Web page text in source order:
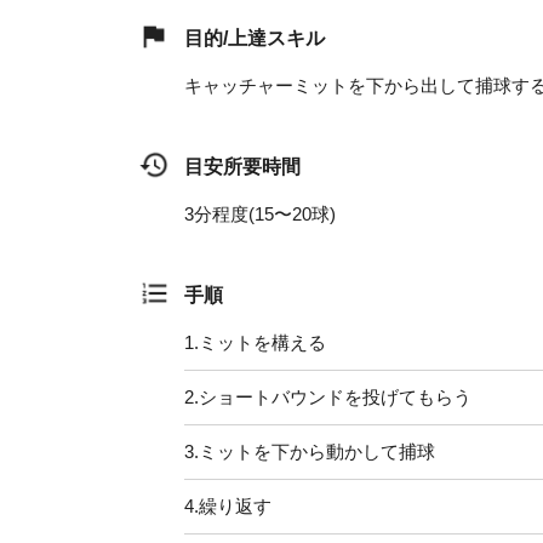
目的/上達スキル
キャッチャーミットを下から出して捕球す
目安所要時間
3分程度(15〜20球)
手順
1. ミットを構える
2.ショートバウンドを投げてもらう
3. ミットを下から動かして捕球
4.繰り返す